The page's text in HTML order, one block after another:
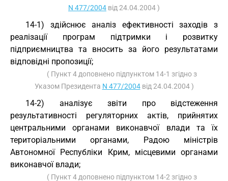
N 477/2004 від 24.04.2004 )
14-1) здійснює аналіз ефективності заходів з
реалізації програм підтримки і розвитку
підприємництва та вносить за його результатами
відповідні пропозиції;
( Пункт 4 доповнено підпунктом 14-1 згідно з
Указом Президента N 477/2004від 24.04.2004 )
14-2) аналізує звіти про відстеження
результативності регуляторних актів, прийнятих
центральними органами виконавчої влади та їх
територіальними органами, Радою міністрів
Автономної Республіки Крим, місцевими органами
виконавчої влади;
( Пункт 4 доповнено підпунктом 14-2 згідно з